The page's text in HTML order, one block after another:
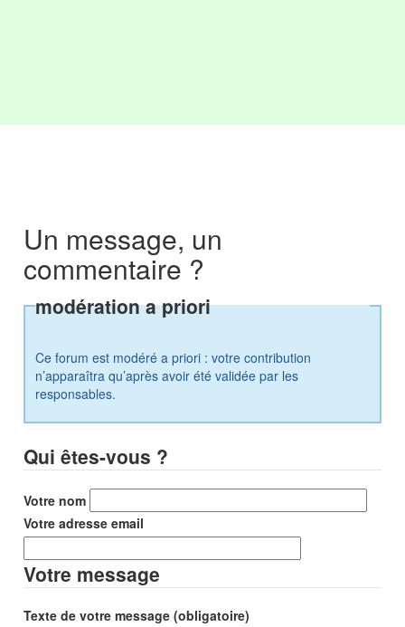
Un message, un
commentaire ?
modération a priori
Ce forum est modéré a priori : votre contribution
n’apparaîtra qu’après avoir été validée par les
responsables.
Qui êtes-vous ?
Votre nom
Votre adresse email
Votre message
Texte de votre message (obligatoire)